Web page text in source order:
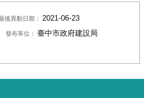
後異動日期： 2021-06-23
發布單位： 臺中市政府建設局